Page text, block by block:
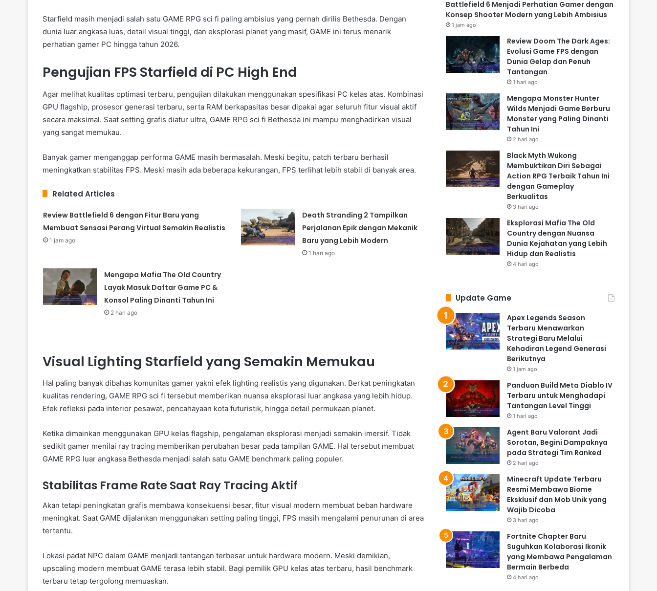
Starfield masih menjadi salah satu GAME RPG sci fi paling ambisius yang pernah dirilis Bethesda. Dengan
dunia luar angkasa luas, detail visual tinggi, dan eksplorasi planet yang masif, GAME ini terus menarik
perhatian gamer PC hingga tahun 2026.
Pengujian FPS Starfield di PC High End
Agar melihat kualitas optimasi terbaru, pengujian dilakukan menggunakan spesifikasi PC kelas atas. Kombinasi
GPU flagship, prosesor generasi terbaru, serta RAM berkapasitas besar dipakai agar seluruh fitur visual aktif
secara maksimal. Saat setting grafis diatur ultra, GAME RPG sci fi Bethesda ini mampu menghadirkan visual
yang sangat memukau.
Banyak gamer menganggap performa GAME masih bermasalah. Meski begitu, patch terbaru berhasil
meningkatkan stabilitas FPS. Meski masih ada beberapa kekurangan, FPS terlihat lebih stabil di banyak area.
Related Articles
Review Battlefield 6 dengan Fitur Baru yang
Membuat Sensasi Perang Virtual Semakin Realistis
1 jam ago
Death Stranding 2 Tampilkan
Perjalanan Epik dengan Mekanik
Baru yang Lebih Modern
1 hari ago
Mengapa Mafia The Old Country
Layak Masuk Daftar Game PC &
Konsol Paling Dinanti Tahun Ini
2 hari ago
Visual Lighting Starfield yang Semakin Memukau
Hal paling banyak dibahas komunitas gamer yakni efek lighting realistis yang digunakan. Berkat peningkatan
kualitas rendering, GAME RPG sci fi tersebut memberikan nuansa eksplorasi luar angkasa yang lebih hidup.
Efek refleksi pada interior pesawat, pencahayaan kota futuristik, hingga detail permukaan planet.
Ketika dimainkan menggunakan GPU kelas flagship, pengalaman eksplorasi menjadi semakin imersif. Tidak
sedikit gamer menilai ray tracing memberikan perubahan besar pada tampilan GAME. Hal tersebut membuat
GAME RPG luar angkasa Bethesda menjadi salah satu GAME benchmark paling populer.
Stabilitas Frame Rate Saat Ray Tracing Aktif
Akan tetapi peningkatan grafis membawa konsekuensi besar, fitur visual modern membuat beban hardware
meningkat. Saat GAME dijalankan menggunakan setting paling tinggi, FPS masih mengalami penurunan di area
tertentu.
Lokasi padat NPC dalam GAME menjadi tantangan terbesar untuk hardware modern. Meski demikian,
upscaling modern membuat GAME terasa lebih stabil. Bagi pemilik GPU kelas atas terbaru, hasil benchmark
terbaru tetap tergolong memuaskan.
Battlefield 6 Menjadi Perhatian Gamer dengan
Konsep Shooter Modern yang Lebih Ambisius
1 jam ago
Review Doom The Dark Ages:
Evolusi Game FPS dengan
Dunia Gelap dan Penuh
Tantangan
1 hari ago
Mengapa Monster Hunter
Wilds Menjadi Game Berburu
Monster yang Paling Dinanti
Tahun Ini
2 hari ago
Black Myth Wukong
Membuktikan Diri Sebagai
Action RPG Terbaik Tahun Ini
dengan Gameplay
Berkualitas
3 hari ago
Eksplorasi Mafia The Old
Country dengan Nuansa
Dunia Kejahatan yang Lebih
Hidup dan Realistis
4 hari ago
Update Game
Apex Legends Season
Terbaru Menawarkan
Strategi Baru Melalui
Kehadiran Legend Generasi
Berikutnya
1 jam ago
Panduan Build Meta Diablo IV
Terbaru untuk Menghadapi
Tantangan Level Tinggi
1 hari ago
Agent Baru Valorant Jadi
Sorotan, Begini Dampaknya
pada Strategi Tim Ranked
2 hari ago
Minecraft Update Terbaru
Resmi Membawa Biome
Eksklusif dan Mob Unik yang
Wajib Dicoba
3 hari ago
Fortnite Chapter Baru
Suguhkan Kolaborasi Ikonik
yang Membawa Pengalaman
Bermain Berbeda
4 hari ago